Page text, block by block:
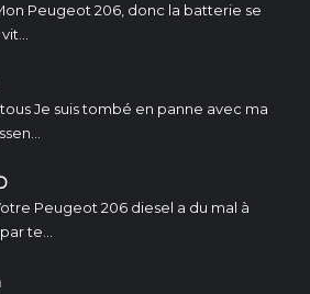
Peugeot 206, donc la batterie se
Je suis tombé en panne avec ma
Peugeot 206 diesel a du mal à
te...